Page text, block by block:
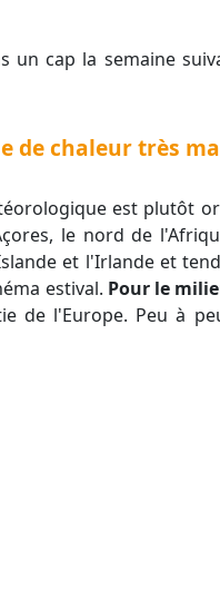
de chaleur très
est plutôt
le nord de
et l'Irlande et
estival. Pour le
de l'Europe. Peu à